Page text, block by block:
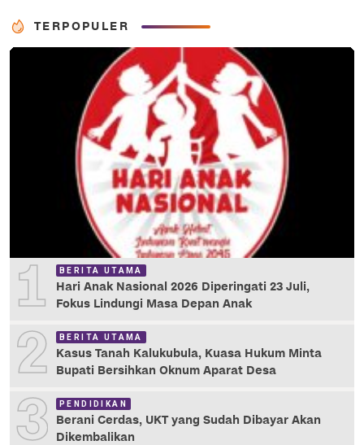
TERPOPULER
1 BERITA UTAMA
Hari Anak Nasional 2026 Diperingati 23 Juli,
Fokus Lindungi Masa Depan Anak
2 BERITA UTAMA
Kasus Tanah Kalukubula, Kuasa Hukum Minta
Bupati Bersihkan Oknum Aparat Desa
3 PENDIDIKAN
Berani Cerdas, UKT yang Sudah Dibayar Akan
Dikembalikan